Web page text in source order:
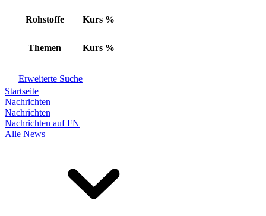
Rohstoffe Kurs %
Themen Kurs %
Erweiterte Suche
Startseite
Nachrichten
Nachrichten
Nachrichten auf FN
Alle News